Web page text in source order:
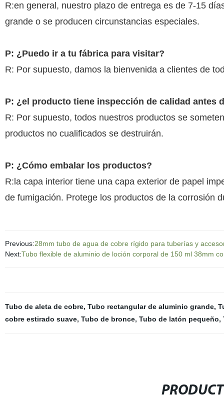
R:en general, nuestro plazo de entrega es de 7-15
grande o se producen circunstancias especiales.
P: ¿Puedo ir a tu fábrica para visitar?
R: Por supuesto, damos la bienvenida a clientes de
P: ¿el producto tiene inspección de calidad antes
R: Por supuesto, todos nuestros productos se
productos no cualificados se destruirán.
P: ¿Cómo embalar los productos?
R:la capa interior tiene una capa exterior de papel
de fumigación. Protege los productos de la corrosión
Previous:28mm tubo de agua de cobre rígido para tuberías y
Next:Tubo flexible de aluminio de loción corporal de 150 ml 38mm
Tubo de aleta de cobre, Tubo rectangular de aluminio grande,
cobre estirado suave, Tubo de bronce, Tubo de latón pequeño,